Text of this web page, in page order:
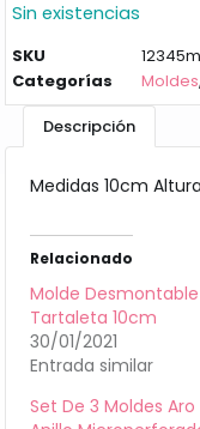
Sin existencias
SKU
Categorías
Moldes
Descripción
Medidas 10cm
Relacionado
Molde Desmontable
Tartaleta 10cm
30/01/2021
Entrada similar
Set De 3 Moldes Aro